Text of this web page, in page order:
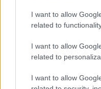
I want to allow
related to
I want to allow
related to
I want to allow